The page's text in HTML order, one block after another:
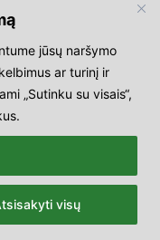
jūsų naršymo
ar turinį ir
„Sutinku su visais“,
visų